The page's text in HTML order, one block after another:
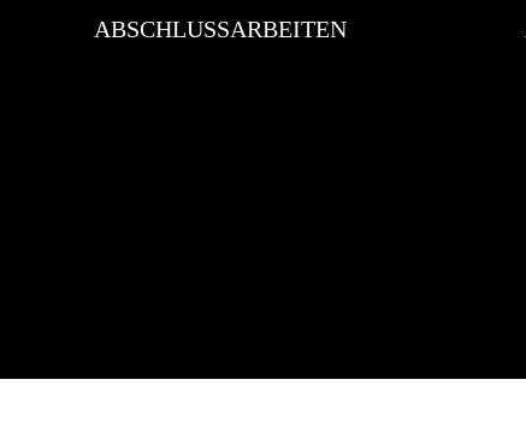
ABSCHLUSSARBEITEN